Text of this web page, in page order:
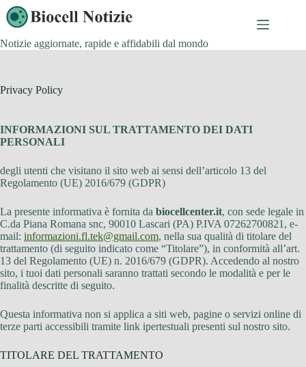
Salta
al
contenuto
Notizie aggiornate, rapide e affidabili dal mondo
Privacy Policy
INFORMAZIONI SUL TRATTAMENTO DEI DATI
PERSONALI
degli utenti che visitano il sito web ai sensi dell’articolo 13 del
Regolamento (UE) 2016/679 (GDPR)
La presente informativa è fornita da biocellcenter.it, con sede legale in
C.da Piana Romana snc, 90010 Lascari (PA) P.IVA 07262700821, e-
mail: informazioni.fl.tek@gmail.com, nella sua qualità di titolare del
trattamento (di seguito indicato come “Titolare”), in conformità all’art.
13 del Regolamento (UE) n. 2016/679 (GDPR). Accedendo al nostro
sito, i tuoi dati personali saranno trattati secondo le modalità e per le
finalità descritte di seguito.
Questa informativa non si applica a siti web, pagine o servizi online di
terze parti accessibili tramite link ipertestuali presenti sul nostro sito.
TITOLARE DEL TRATTAMENTO